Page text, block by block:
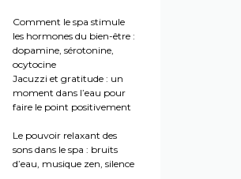
Comment le spa stimule
les hormones du bien-être :
dopamine, sérotonine,
ocytocine
Jacuzzi et gratitude : un
moment dans l’eau pour
faire le point positivement
Le pouvoir relaxant des
sons dans le spa : bruits
d’eau, musique zen, silence